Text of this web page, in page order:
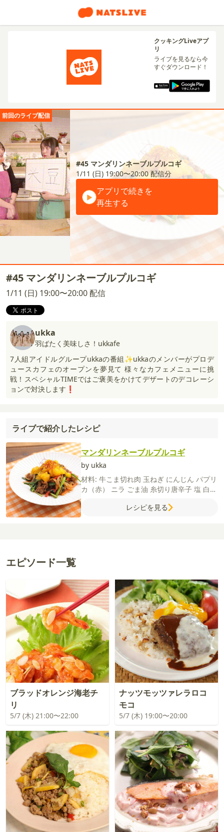
クッキングLiveアプ
リ
ライブを見るなら今
すぐダウンロード！
前回のライブ配信
#45 マンダリンネーブルプルコギ
1/11 (日) 19:00〜20:00配信分
アプリで続きを
再生する
#45 マンダリンネーブルプルコギ
1/11 (日) 19:00〜20:00 配信
ukka
羽ばたく美味しさ！ukkafe
7人組アイドルグループukkaの番組✨ukkaのメンバーがプロデ
ュースカフェのオープンを夢見て 様々なカフェメニューに挑
戦！スペシャルTIMEではご褒美をかけてデザートのデコレーシ
ョンで対決します❗️
ライブで紹介したレシピ
マンダリンネーブルプルコギ
by ukka
材料: 牛こま切れ肉 玉ねぎ にんじん パプリ
カ（赤） ニラ ごま油 糸切り唐辛子 塩 白ご
んにく（すりおろし）【ネーブルマンダリ
レシピを見る
エピソード一覧
ブラッドオレンジ海老チ
リ
5/7 (木) 21:00〜22:00
ナッツモッツァレラロコ
モコ
5/7 (木) 19:00〜20:00